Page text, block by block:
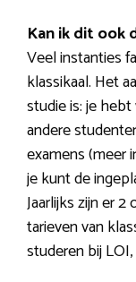
Kan ik dit ook
Veel instanties
klassikaal. Het
studie is: je
andere
examens (meer
je kunt de
Jaarlijks zijn er
tarieven van
studeren bij